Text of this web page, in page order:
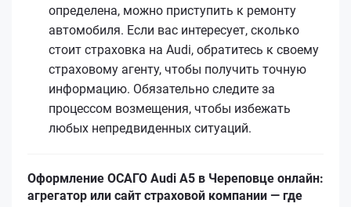
определена, можно приступить к ремонту
автомобиля. Если вас интересует, сколько
стоит страховка на Audi, обратитесь к своему
страховому агенту, чтобы получить точную
информацию. Обязательно следите за
процессом возмещения, чтобы избежать
любых непредвиденных ситуаций.
Оформление ОСАГО Audi A5 в Череповце онлайн:
агрегатор или сайт страховой компании — где